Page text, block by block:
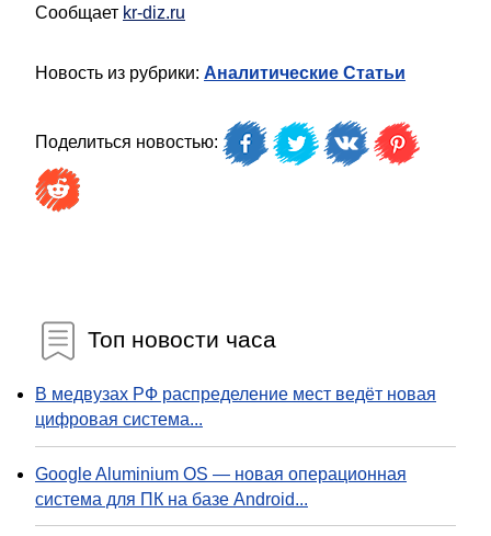
Сообщает kr-diz.ru
Новость из рубрики: Аналитические Статьи
Поделиться новостью:
Топ новости часа
В медвузах РФ распределение мест ведёт новая
цифровая система...
Google Aluminium OS — новая операционная
система для ПК на базе Android...